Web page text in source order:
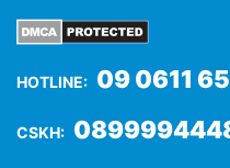
HOTLINE: 09 0611
CSKH: